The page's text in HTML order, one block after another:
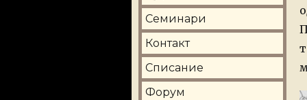
Семинари
Контакт
Списание
Форум